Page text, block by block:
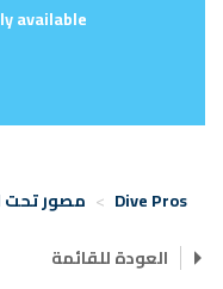
available
Dive Pros مصور تحت
العودة للقائمة